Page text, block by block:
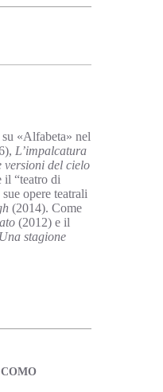
«Alfabeta» nel
L’impalcatura
versioni del cielo
il “teatro di
opere teatrali
(2014). Come
(2012) e il
Una stagione